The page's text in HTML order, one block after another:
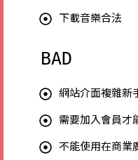
下載音樂合法
​BAD
網站介面複雜新
需要加入會員才
不能使用在商業